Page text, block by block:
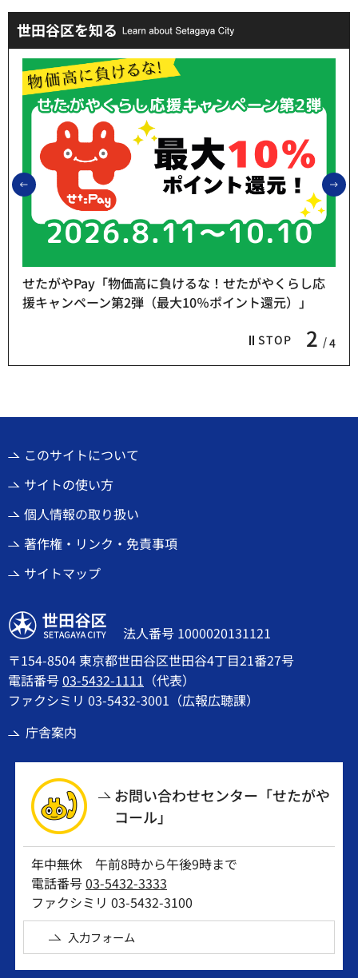
世田谷区を知る
前のスライドを表示
STOP 2 4
せたがやPay「物価高に負けるな！せたがやくらし応
援キャンペーン第2弾（最大10％ポイント還元）」
このサイトについて
サイトの使い方
個人情報の取り扱い
著作権・リンク・免責事項
サイトマップ
世田谷区
法人番号 1000020131121
〒154-8504 東京都世田谷区世田谷4丁目21番27号
電話番号03-5432-1111 （代表）
ファクシミリ 03-5432-3001（広報広聴課）
庁舎案内
お問い合わせセンター「せたがや
コール」
年中無休 午前8時から午後9時まで
電話番号03-5432-3333
ファクシミリ 03-5432-3100
入力フォーム